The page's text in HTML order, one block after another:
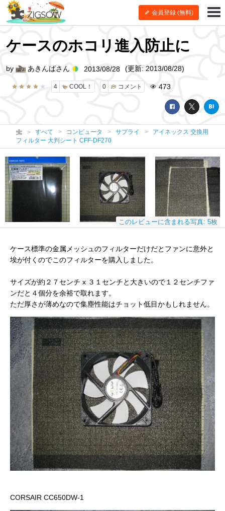
会員登録 (無料)
ケースのホコリ進入防止に
4 COOL！ 0 コメント 473
by あきんばさん 2013/08/28 (更新: 2013/08/28)
すべて コンピュータ サプライ
アイネックス 交換用
フィルター 大判シート CFF-DF270
このレビューに含まれる写真: 5枚
ケース標準の金属メッシュのフィルターだけだとファンに意外と
埃が付くのでこのフィルターを購入しました。
サイズが約２７センチ x ３１センチと大きいので１２センチファ
ンだと４個分を余裕で取れます。
ただ厚さが薄めなので集塵性能はチョット低目かもしれません。
CORSAIR CC650DW-1